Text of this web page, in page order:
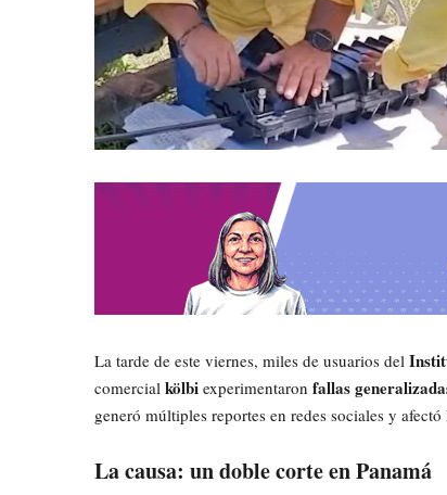
La tarde de este viernes, miles de usuarios del
comercial kölbi experimentaron fallas
generó múltiples reportes en redes sociales y
La causa: un doble corte en Panamá